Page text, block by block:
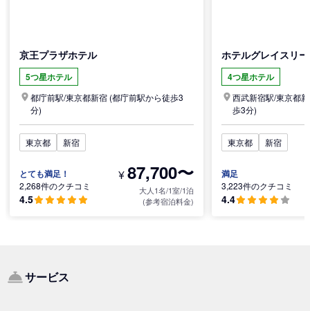
京王プラザホテル
5つ星ホテル
都庁前駅/東京都新宿 (都庁前駅から徒歩3
分)
東京都 新宿
とても満足！
2,268件のクチコミ
4.5
¥87,700〜
大人1名/1室/1泊
(参考宿泊料金)
ホテルグレイスリ
4つ星ホテル
西武新宿駅/東京都
歩3分)
東京都 新宿
満足
3,223件のクチコミ
4.4
サービス